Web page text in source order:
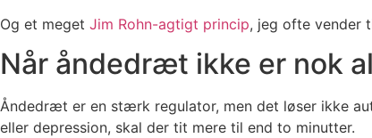
Og et meget Jim Rohn-agtigt princip, jeg ofte vender
Når åndedræt ikke er nok
Åndedræt er en stærk regulator, men det løser ikke
eller depression, skal der tit mere til end to minutter.